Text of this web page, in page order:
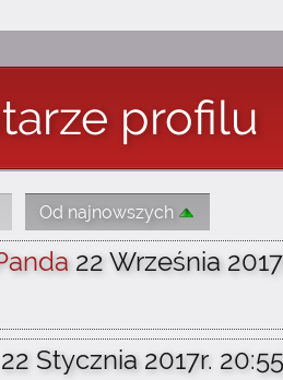
profilu
Od najnowszych
22 Września
22 Stycznia 2017r. 20:55